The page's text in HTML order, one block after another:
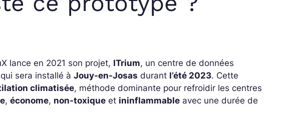
lance en 2021 son projet, ITrium, un centre de données
sera installé àJouy-en-Josas durant l’été 2023. Cette
climatisée, méthode dominante pour refroidir les centres
,économe, non-toxique et ininflammable avec une durée de